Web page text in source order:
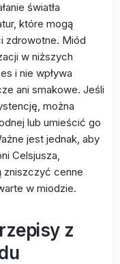
światła
które mogą
zdrowotne. Miód
w niższych
i nie wpływa
ani smakowe. Jeśli
można
lub umieścić go
jest jednak, aby
Celsjusza,
zniszczyć cenne
w miodzie.
z